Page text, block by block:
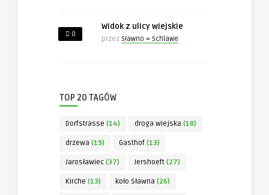
0
Widok z ulicy wiejskie
przez Sławno = Schlawe
TOP 20 TAGÓW
Dorfstrasse (14) droga wiejska (18)
drzewa (19) Gasthof (13)
Jarosławiec (37) Jershoeft (27)
Kirche (13) koło Sławna (26)